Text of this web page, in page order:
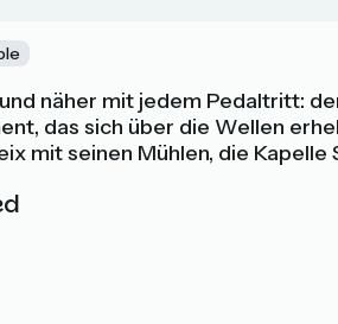
und näher mit jedem Pedaltritt:
das sich über die Wellen
mit seinen Mühlen, die